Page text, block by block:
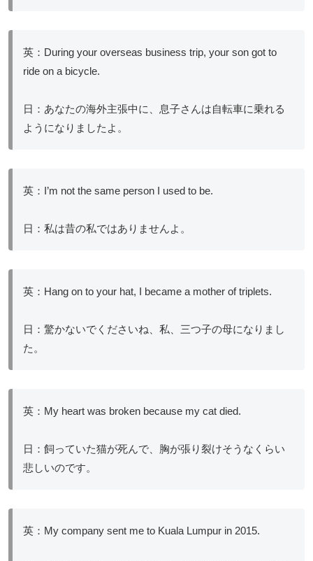
英：During your overseas business trip, your son got to
ride on a bicycle.
日：あなたの海外主張中に、息子さんは自転車に乗れる
ようになりましたよ。
英：I’m not the same person I used to be.
日：私は昔の私ではありませんよ。
英：Hang on to your hat, I became a mother of triplets.
日：驚かないでくださいね、私、三つ子の母になりまし
た。
英：My heart was broken because my cat died.
日：飼っていた猫が死んで、胸が張り裂けそうなくらい
悲しいのです。
英：My company sent me to Kuala Lumpur in 2015.